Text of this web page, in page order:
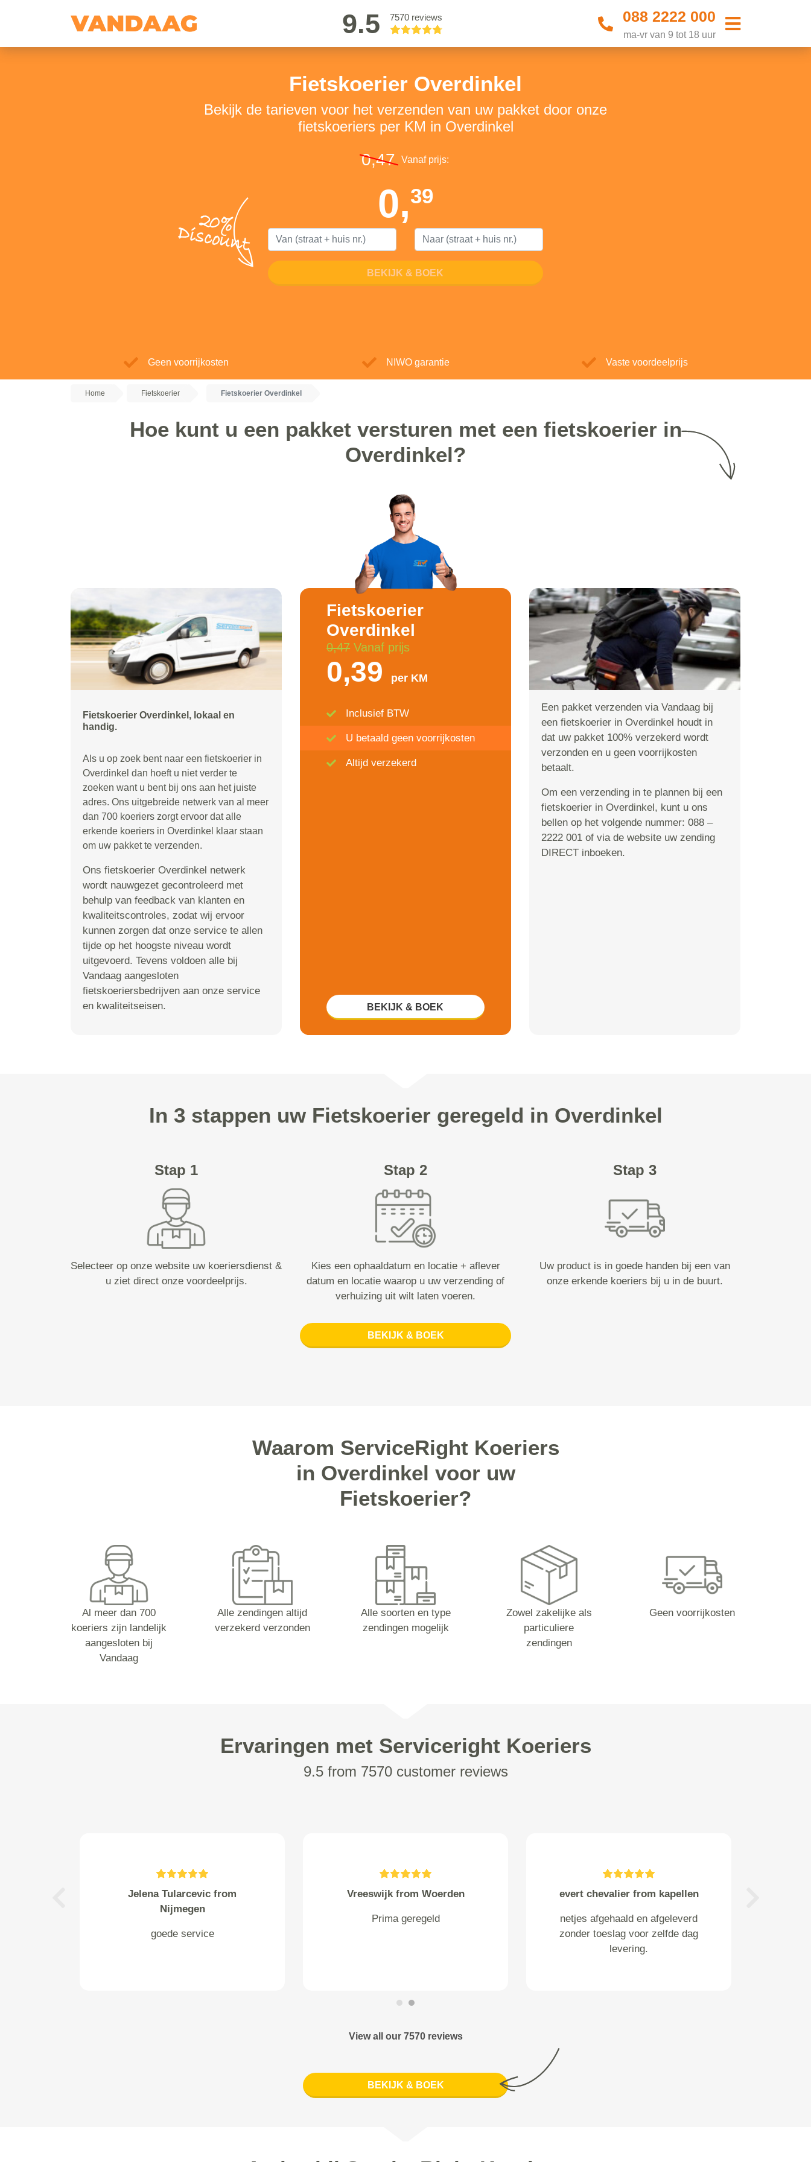
9.5 7570 reviews 088 2222 000
ma-vr van 9 tot 18 uur
Fietskoerier Overdinkel
Bekijk de tarieven voor het verzenden van uw pakket door onze
fietskoeriers per KM in Overdinkel
20%
Discount
0,47 Vanaf prijs:
0,39
BEKIJK & BOEK
Geen voorrijkosten NIWO garantie Vaste voordeelprijs
Home Fietskoerier Fietskoerier Overdinkel
Hoe kunt u een pakket versturen met een fietskoerier in
Overdinkel?
Fietskoerier Overdinkel, lokaal en
handig.
Als u op zoek bent naar een fietskoerier in
Overdinkel dan hoeft u niet verder te
zoeken want u bent bij ons aan het juiste
adres. Ons uitgebreide netwerk van al meer
dan 700 koeriers zorgt ervoor dat alle
erkende koeriers in Overdinkel klaar staan
om uw pakket te verzenden.
Ons fietskoerier Overdinkel netwerk
wordt nauwgezet gecontroleerd met
behulp van feedback van klanten en
kwaliteitscontroles, zodat wij ervoor
kunnen zorgen dat onze service te allen
tijde op het hoogste niveau wordt
uitgevoerd. Tevens voldoen alle bij
Vandaag aangesloten
fietskoeriersbedrijven aan onze service
en kwaliteitseisen.
Fietskoerier
Overdinkel
0,47 Vanaf prijs
0,39 per KM
Inclusief BTW
U betaald geen voorrijkosten
Altijd verzekerd
BEKIJK & BOEK
Een pakket verzenden via Vandaag bij
een fietskoerier in Overdinkel houdt in
dat uw pakket 100% verzekerd wordt
verzonden en u geen voorrijkosten
betaalt.
Om een verzending in te plannen bij een
fietskoerier in Overdinkel, kunt u ons
bellen op het volgende nummer: 088 –
2222 001 of via de website uw zending
DIRECT inboeken.
In 3 stappen uw Fietskoerier geregeld in Overdinkel
Stap 1
Selecteer op onze website uw koeriersdienst &
u ziet direct onze voordeelprijs.
Stap 2
Kies een ophaaldatum en locatie + aflever
datum en locatie waarop u uw verzending of
verhuizing uit wilt laten voeren.
Stap 3
Uw product is in goede handen bij een van
onze erkende koeriers bij u in de buurt.
BEKIJK & BOEK
Waarom ServiceRight Koeriers
in Overdinkel voor uw
Fietskoerier?
Al meer dan 700
koeriers zijn landelijk
aangesloten bij
Vandaag
Alle zendingen altijd
verzekerd verzonden
Alle soorten en type
zendingen mogelijk
Zowel zakelijke als
particuliere
zendingen
Geen voorrijkosten
Ervaringen met Serviceright Koeriers
9.5 from 7570 customer reviews
Jelena Tularcevic from
Nijmegen
goede service
Vreeswijk from Woerden
Prima geregeld
evert chevalier from kapellen
netjes afgehaald en afgeleverd
zonder toeslag voor zelfde dag
levering.
View all our 7570 reviews
BEKIJK & BOEK